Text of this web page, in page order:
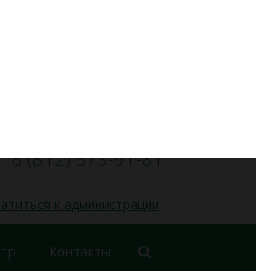
8 (812) 573-91-81
к администрации
Контакты